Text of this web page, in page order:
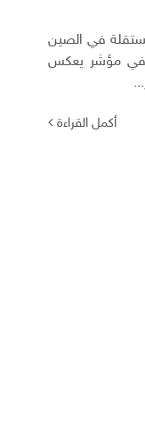
في الصين
منذ نحو 9 سنوات، في مؤشر يعكس
أكمل القراءة